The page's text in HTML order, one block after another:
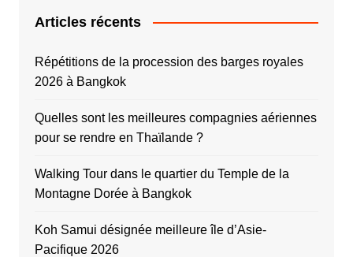
Articles récents
Répétitions de la procession des barges royales
2026 à Bangkok
Quelles sont les meilleures compagnies aériennes
pour se rendre en Thaïlande ?
Walking Tour dans le quartier du Temple de la
Montagne Dorée à Bangkok
Koh Samui désignée meilleure île d’Asie-
Pacifique 2026